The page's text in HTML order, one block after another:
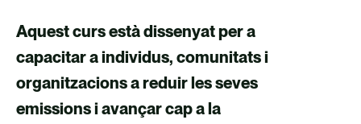
Aquest curs està dissenyat per a
capacitar a individus, comunitats i
organitzacions a reduir les seves
emissions i avançar cap a la